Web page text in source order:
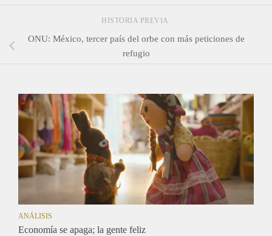
HISTORIA PREVIA
ONU: México, tercer país del orbe con más peticiones de
refugio
ANÁLISIS
Economía se apaga; la gente feliz